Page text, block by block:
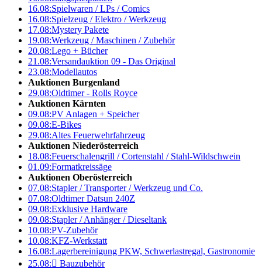
16.08:Spielwaren / LPs / Comics
16.08:Spielzeug / Elektro / Werkzeug
17.08:Mystery Pakete
19.08:Werkzeug / Maschinen / Zubehör
20.08:Lego + Bücher
21.08:Versandauktion 09 - Das Original
23.08:Modellautos
Auktionen Burgenland
29.08:Oldtimer - Rolls Royce
Auktionen Kärnten
09.08:PV Anlagen + Speicher
09.08:E-Bikes
29.08:Altes Feuerwehrfahrzeug
Auktionen Niederösterreich
18.08:Feuerschalengrill / Cortenstahl / Stahl-Wildschwein
01.09:Formatkreissäge
Auktionen Oberösterreich
07.08:Stapler / Transporter / Werkzeug und Co.
07.08:Oldtimer Datsun 240Z
09.08:Exklusive Hardware
09.08:Stapler / Anhänger / Dieseltank
10.08:PV-Zubehör
10.08:KFZ-Werkstatt
16.08:Lagerbereinigung PKW, Schwerlastregal, Gastronomie
25.08: Bauzubehör